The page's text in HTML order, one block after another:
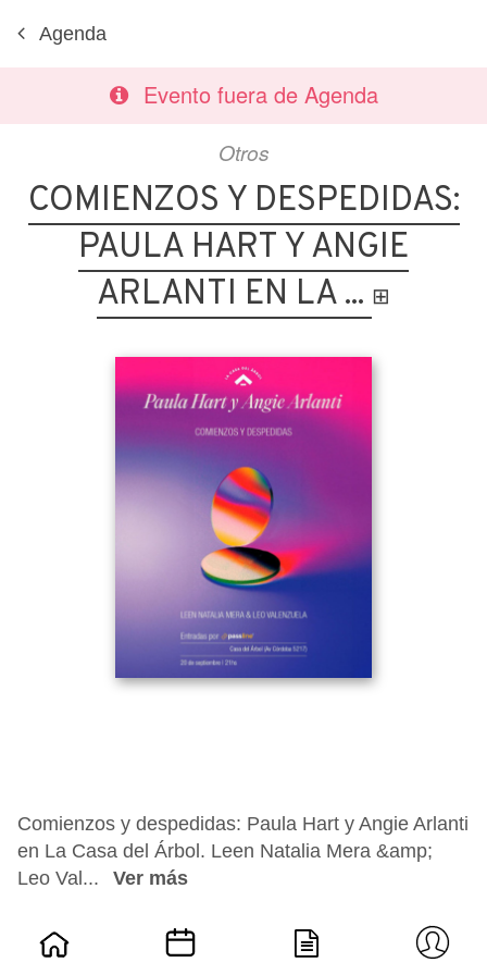
Agenda
Evento fuera de Agenda
Otros
COMIENZOS Y DESPEDIDAS:
PAULA HART Y ANGIE
ARLANTI EN LA ... ⊞
Comienzos y despedidas: Paula Hart y Angie Arlanti
en La Casa del Árbol. Leen Natalia Mera &amp;
Leo Val...
Ver más